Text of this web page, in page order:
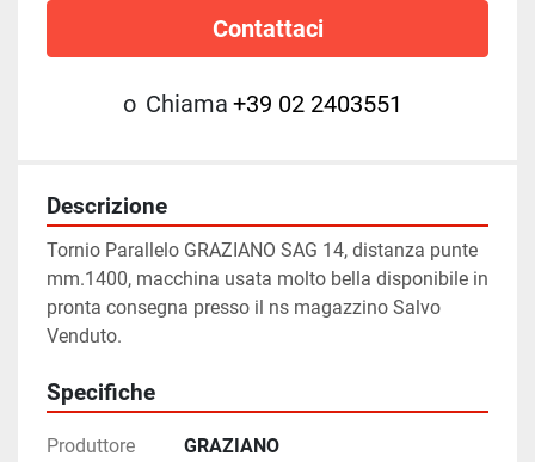
Contattaci
o Chiama +39 02 2403551
Descrizione
Tornio Parallelo GRAZIANO SAG 14, distanza punte
mm.1400, macchina usata molto bella disponibile in
pronta consegna presso il ns magazzino Salvo
Venduto.
Specifiche
Produttore GRAZIANO